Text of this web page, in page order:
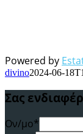
Powered by
divino2024-06-
Σας
Ον/μο*